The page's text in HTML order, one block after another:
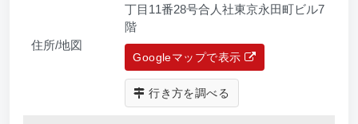
住所/地図
丁目11番28号合人社東京永田町ビル7
階
Googleマップで表示
行き方を調べる